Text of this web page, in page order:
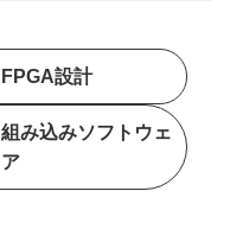
FPGA設計
組み込みソフトウェ
ア